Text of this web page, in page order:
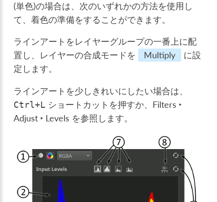
(単色)の場合は、次のいずれかの方法を使用し
て、着色の準備をすることができます。
ラインアートをレイヤーグループの一番上に配
置し、レイヤーの合成モードを
Multiply
に設
定します。
ラインアートを少しきれいにしたい場合は、
Ctrl+L ショートカットを押すか、 Filters ‣
Adjust ‣ Levels を参照します。